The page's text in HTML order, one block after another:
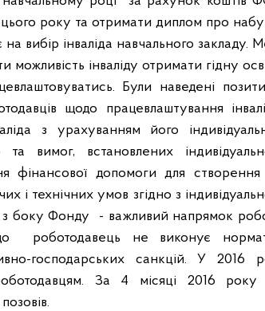
року та отримати диплом про
вибір інваліда навчального закладу.
інваліду отримати гідну
Були наведені
щодо працевлаштування
з урахуванням його
вимог, встановлених
фінансової допомоги для
і технічних умов згідно з
з боку Фонду
- важливий напрямок
роботодавець не виконує
господарських санкцій. У 2016
За 4 місяці 2016